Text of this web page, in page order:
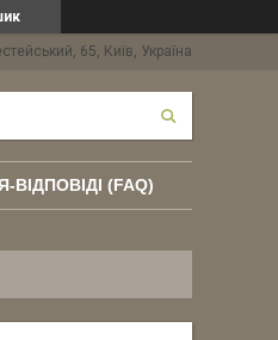
65, Київ, Україна
ВІДПОВІДІ (FAQ)